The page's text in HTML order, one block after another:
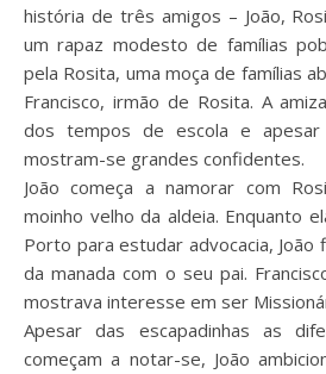
história de três amigos – João,
um rapaz modesto de famílias
pela Rosita, uma moça de famílias
Francisco, irmão de Rosita. A
dos tempos de escola e apesar
mostram-se grandes confidentes.
João começa a namorar com
moinho velho da aldeia. Enquanto
Porto para estudar advocacia, João
da manada com o seu pai.
mostrava interesse em ser
Apesar das escapadinhas as
começam a notar-se, João